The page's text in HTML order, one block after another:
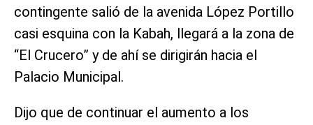
contingente salió de la avenida López Portillo
casi esquina con la Kabah, llegará a la zona de
“El Crucero” y de ahí se dirigirán hacia el
Palacio Municipal.
Dijo que de continuar el aumento a los